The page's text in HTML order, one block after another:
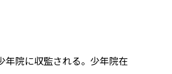
年院に収監される。少年院在